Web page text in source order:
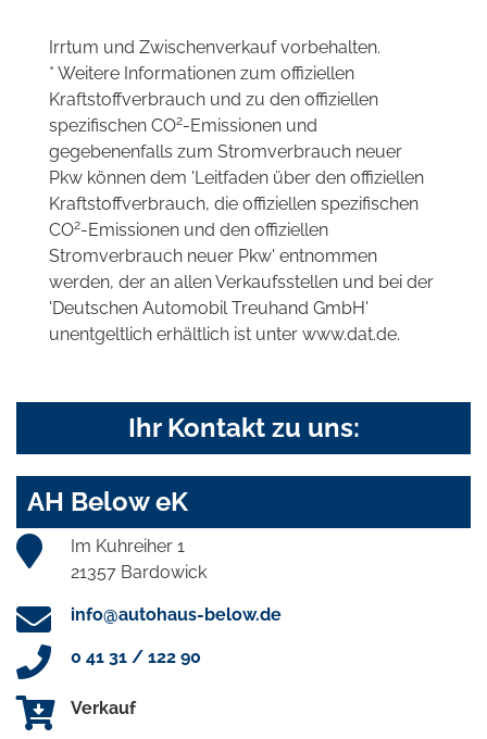
Irrtum und Zwischenverkauf vorbehalten.
* Weitere Informationen zum offiziellen
Kraftstoffverbrauch und zu den offiziellen
spezifischen CO2-Emissionen und
gegebenenfalls zum Stromverbrauch neuer
Pkw können dem 'Leitfaden über den offiziellen
Kraftstoffverbrauch, die offiziellen spezifischen
CO2-Emissionen und den offiziellen
Stromverbrauch neuer Pkw' entnommen
werden, der an allen Verkaufsstellen und bei der
'Deutschen Automobil Treuhand GmbH'
unentgeltlich erhältlich ist unter www.dat.de.
Ihr Kontakt zu uns:
AH Below eK
Im Kuhreiher 1
21357 Bardowick
info@autohaus-below.de
0 41 31 / 122 90
Verkauf